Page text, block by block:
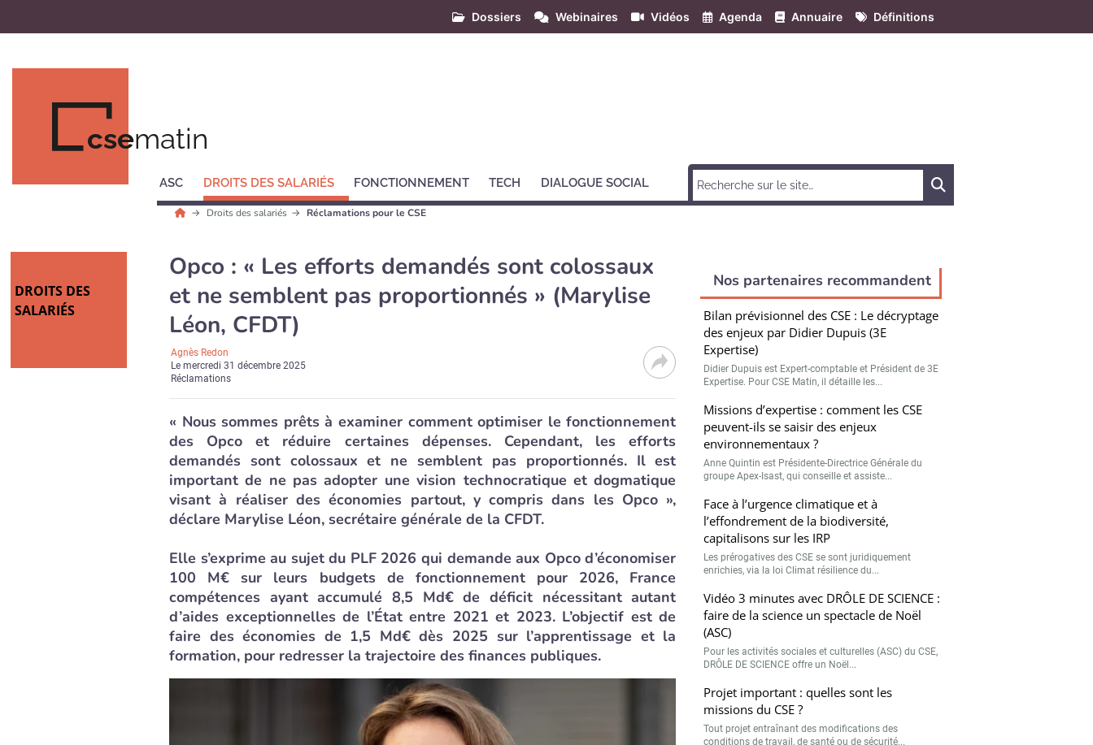
Dossiers Webinaires Vidéos Agenda Annuaire Définitions
csematin
ASC DROITS DES SALARIÉS FONCTIONNEMENT TECH DIALOGUE SOCIAL
Droits des salariés Réclamations pour le CSE
DROITS DES
SALARIÉS
Opco : « Les efforts demandés sont colossaux
et ne semblent pas proportionnés » (Marylise
Léon, CFDT)
Agnès Redon
Lemercredi 31 décembre 2025
Réclamations
« Nous sommes prêts à examiner comment optimiser le fonctionnement
des Opco et réduire certaines dépenses. Cependant, les efforts
demandés sont colossaux et ne semblent pas proportionnés. Il est
important de ne pas adopter une vision technocratique et dogmatique
visant à réaliser des économies partout, y compris dans les Opco »,
déclare Marylise Léon, secrétaire générale de la CFDT.
Elle s’exprime au sujet du PLF 2026 qui demande aux Opco d’économiser
100 M€ sur leurs budgets de fonctionnement pour 2026, France
compétences ayant accumulé 8,5 Md€ de déficit nécessitant autant
d’aides exceptionnelles de l’État entre 2021 et 2023. L’objectif est de
faire des économies de 1,5 Md€ dès 2025 sur l’apprentissage et la
formation, pour redresser la trajectoire des finances publiques.
Nos partenaires recommandent
Bilan prévisionnel des CSE : Le décryptage
des enjeux par Didier Dupuis (3E
Expertise)
Didier Dupuis est Expert-comptable et Président de 3E
Expertise. Pour CSE Matin, il détaille les...
Missions d’expertise : comment les CSE
peuvent-ils se saisir des enjeux
environnementaux ?
Anne Quintin est Présidente-Directrice Générale du
groupe Apex-Isast, qui conseille et assiste...
Face à l’urgence climatique et à
l’effondrement de la biodiversité,
capitalisons sur les IRP
Les prérogatives des CSE se sont juridiquement
enrichies, via la loi Climat résilience du...
Vidéo 3 minutes avec DRÔLE DE SCIENCE :
faire de la science un spectacle de Noël
(ASC)
Pour les activités sociales et culturelles (ASC) du CSE,
DRÔLE DE SCIENCE offre un Noël...
Projet important : quelles sont les
missions du CSE ?
Tout projet entraînant des modifications des
conditions de travail, de santé ou de sécurité...